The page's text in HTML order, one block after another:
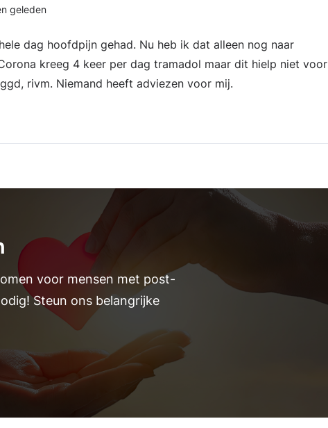
geleden
dag hoofdpijn gehad. Nu heb ik dat alleen nog naar
kreeg 4 keer per dag tramadol maar dit hielp niet voor
rivm. Niemand heeft adviezen voor mij.
voor mensen met post-
Steun ons belangrijke